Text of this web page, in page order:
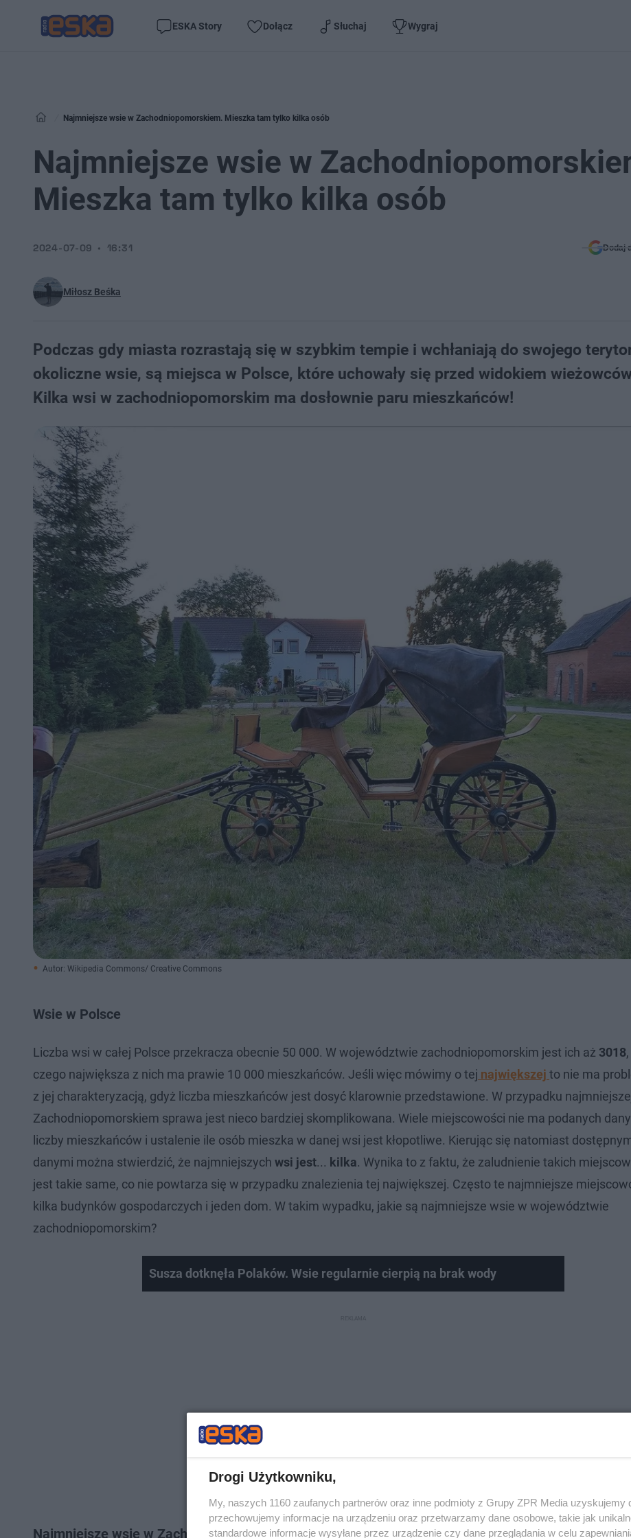
ESKA Story Dołącz Słuchaj Wygraj
Najmniejsze wsie w Zachodniopomorskiem. Mieszka tam tylko kilka osób
Najmniejsze wsie w
Mieszka tam tylko kilka osób
Miłosz Beśka
2024-07-09 16:31 Dodaj
Podczas gdy miasta rozrastają się w szybkim tempie i wchłaniają do swojego
okoliczne wsie, są miejsca w Polsce, które uchowały się przed widokiem
Kilka wsi w zachodniopomorskim ma dosłownie paru mieszkańców!
Autor: Wikipedia Commons/ Creative Commons
Wsie w Polsce
Liczba wsi w całej Polsce przekracza obecnie 50 000. W województwie zachodniopomorskim jest ich aż 3018
czego największa z nich ma prawie 10 000 mieszkańców. Jeśli więc mówimy o tej największej to nie ma
z jej charakteryzacją, gdyż liczba mieszkańców jest dosyć klarownie przedstawione. W przypadku
Zachodniopomorskiem sprawa jest nieco bardziej skomplikowana. Wiele miejscowości nie ma podanych
liczby mieszkańców i ustalenie ile osób mieszka w danej wsi jest kłopotliwe. Kierując się natomiast
danymi można stwierdzić, że najmniejszych wsi jest... kilka. Wynika to z faktu, że zaludnienie takich
jest takie same, co nie powtarza się w przypadku znalezienia tej największej. Często te najmniejsze
kilka budynków gospodarczych i jeden dom. W takim wypadku, jakie są najmniejsze wsie w województwie
zachodniopomorskim?
Susza dotknęła Polaków. Wsie regularnie cierpią na brak wody
Najmniejsze wsie w Zachodniopomorskiem
Drogi Użytkowniku,
My, naszych 1160 zaufanych partnerów oraz inne podmioty z Grupy ZPR Media uzyskujemy
przechowujemy informacje na urządzeniu oraz przetwarzamy dane osobowe, takie jak
standardowe informacje wysyłane przez urządzenie czy dane przeglądania w celu